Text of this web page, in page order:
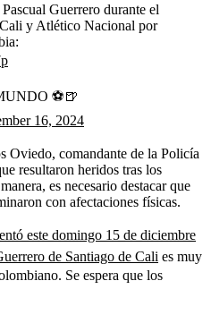
Guerrero durante el
y Atlético Nacional por
⚽🍺
16, 2024
Oviedo, comandante de la Policía
resultaron heridos tras los
es necesario destacar que
con afectaciones físicas.
este domingo 15 de diciembre
de Santiago de Cali es muy
Se espera que los